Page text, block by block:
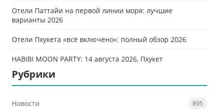
Отели Паттайи на первой линии моря: лучшие
варианты 2026
Отели Пхукета «всё включено»: полный обзор 2026
HABIBI MOON PARTY: 14 августа 2026, Пхукет
Рубрики
Новости 895